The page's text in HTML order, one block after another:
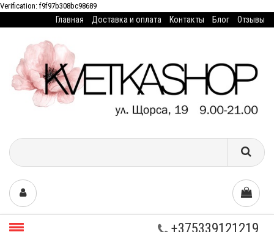
Verification: f9f97b308bc98689
Главная Доставка и оплата Контакты Блог Отзывы
+375339121219